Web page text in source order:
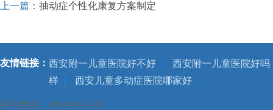
上一篇： 抽动症个性化康复方案制定
友情链接： 西安附一儿童医院好不好 |
西安附一儿童医院好吗
样
| 西安儿童多动症医院哪家好 |
咨询电话：400-8699-120